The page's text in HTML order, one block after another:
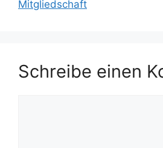
Mitgliedschaft
Schreibe einen